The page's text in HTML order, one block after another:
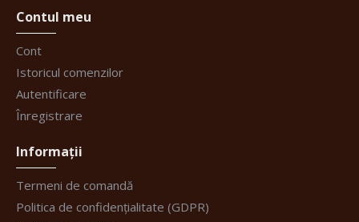
Contul meu
Cont
Istoricul comenzilor
Autentificare
Înregistrare
Informații
Termeni de comandă
Politica de confidențialitate (GDPR)